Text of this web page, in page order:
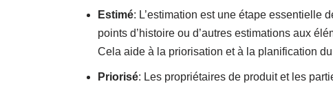
Estimé: L’estimation est une étape essentielle
points d’histoire ou d’autres estimations aux
Cela aide à la priorisation et à la planification
Priorisé: Les propriétaires de produit et les